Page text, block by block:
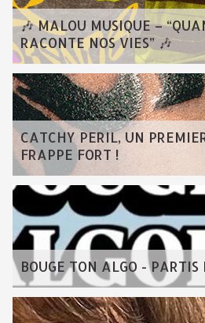
🎶 MALOU MUSIQUE –
RACONTE NOS VIES” 🎶
CATCHY PERIL, UN
FRAPPE FORT !
BOUGE TON ALGO -